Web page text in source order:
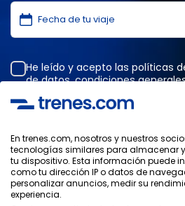
He leído y acepto las políticas
de datos,condiciones
En trenes.com, nosotros y nuestros
tecnologías similares para almacenar
tu dispositivo. Esta información puede
como tu dirección IP o datos de
personalizar anuncios, medir su
experiencia.